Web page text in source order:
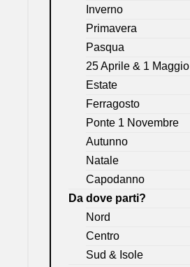
Inverno
Primavera
Pasqua
25 Aprile & 1 Maggio
Estate
Ferragosto
Ponte 1 Novembre
Autunno
Natale
Capodanno
Da dove parti?
Nord
Centro
Sud & Isole